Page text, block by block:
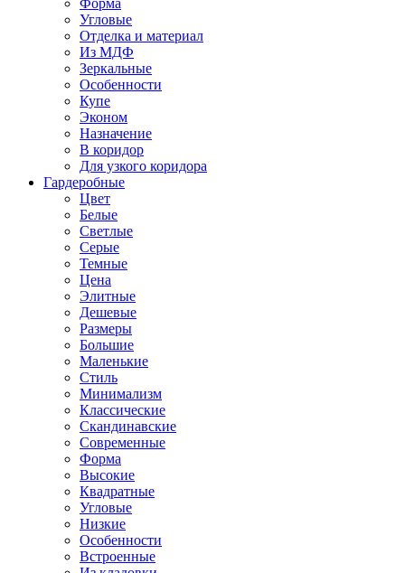
Форма
Угловые
Отделка и материал
Из МДФ
Зеркальные
Особенности
Купе
Эконом
Назначение
В коридор
Для узкого коридора
Гардеробные
Цвет
Белые
Светлые
Серые
Темные
Цена
Элитные
Дешевые
Размеры
Большие
Маленькие
Стиль
Минимализм
Классические
Скандинавские
Современные
Форма
Высокие
Квадратные
Угловые
Низкие
Особенности
Встроенные